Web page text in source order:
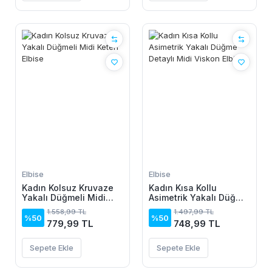
Elbise
Kadın Kolsuz Kruvaze
Yakalı Düğmeli Midi
Keten Elbise
%50
1.558,99 TL
779,99 TL
Sepete Ekle
Elbise
Kadın Kısa Kollu
Asimetrik Yakalı Düğme
Detaylı Midi Viskon
Elbise
%50
1.497,99 TL
748,99 TL
Sepete Ekle